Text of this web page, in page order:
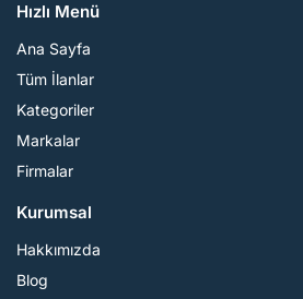
Hızlı Menü
Ana Sayfa
Tüm İlanlar
Kategoriler
Markalar
Firmalar
Kurumsal
Hakkımızda
Blog